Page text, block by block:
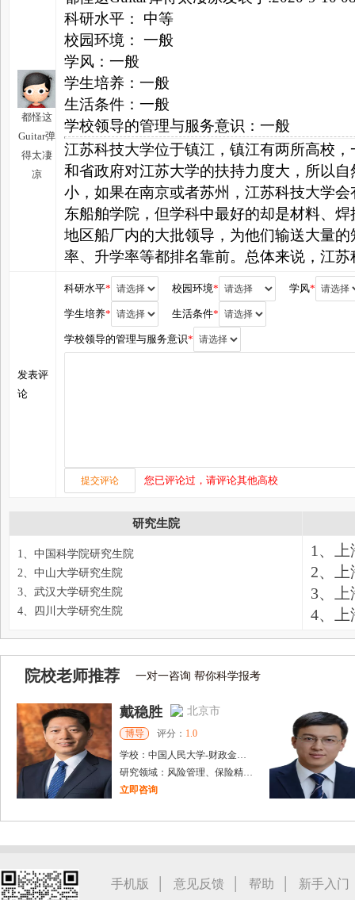
都怪这
Guitar弹
得太凄
凉
科研水平： 中等
校园环境： 一般
学风：一般
学生培养：一般
生活条件：一般
学校领导的管理与服务意识：一般
江苏科技大学位于镇江，镇江有两所高校
和省政府对江苏大学的扶持力度大，所以
小，如果在南京或者苏州，江苏科技大学
东船舶学院，但学科中最好的却是材料、
地区船厂内的大批领导，为他们输送大量
率、升学率等都排名靠前。总体来说，江
发表评
论
科研水平* 校园环境* 学风*
学生培养* 生活条件*
学校领导的管理与服务意识*
您已评论过，请评论其他高校
研究生院
1、中国科学院研究生院
2、中山大学研究生院
3、武汉大学研究生院
4、四川大学研究生院
1、
2、
3、
4、上
院校老师推荐 一对一咨询 帮你科学报考
戴稳胜 北京市
博导 评分： 1.0
学校： 中国人民大学-财政金融学院
研究领域： 风险管理、保险精算、人民币国际化
立即咨询
立即咨询
手机版 | 意见反馈 | 帮助 | 新手入门